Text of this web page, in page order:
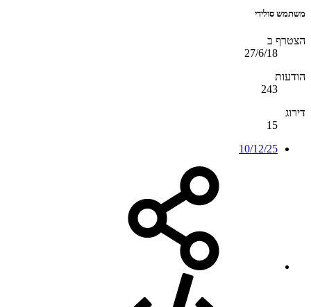
משתמש סולידי
הצטרף ב
27/6/18
הודעות
243
דירוג
15
10/12/25